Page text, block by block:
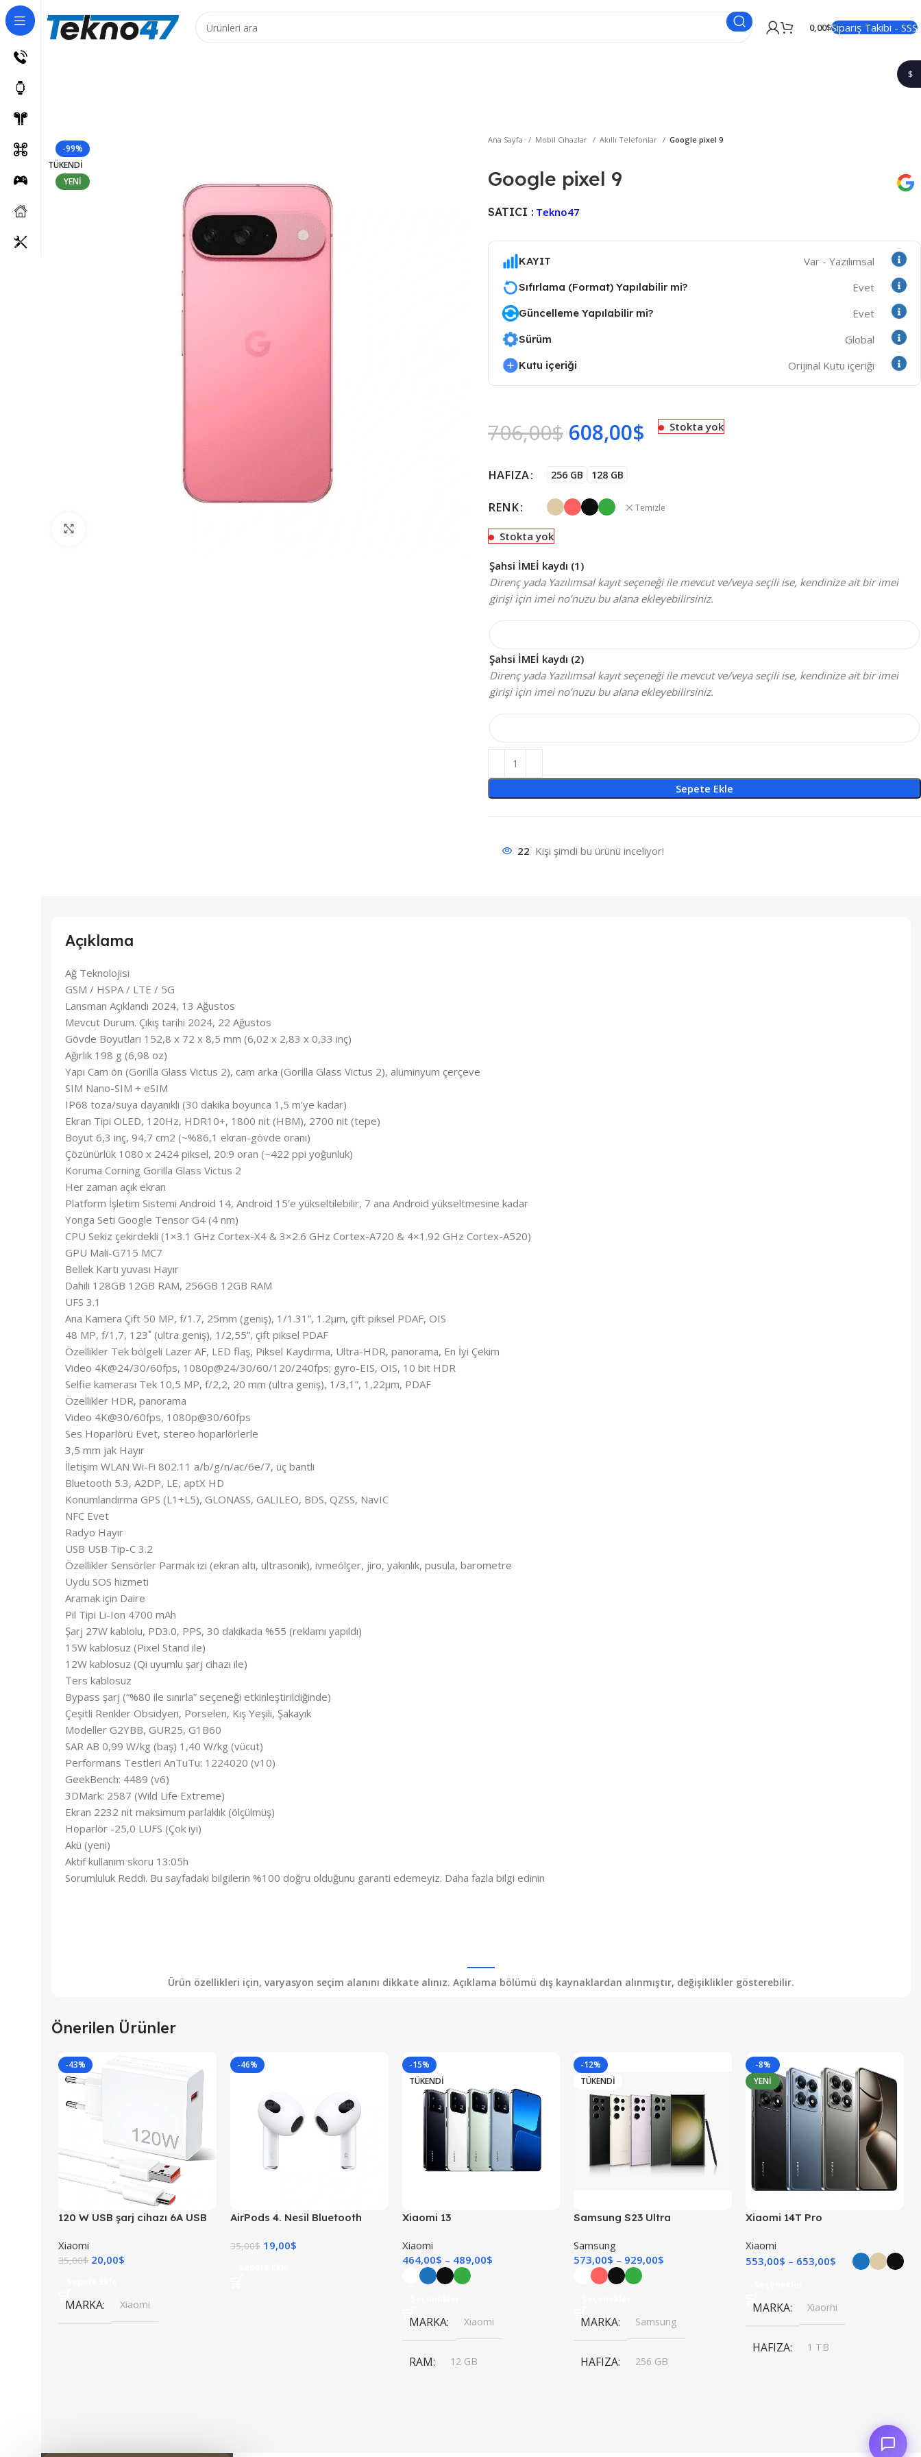
0,00$Sipariş Takibi - SSS
için 7 iş günüdür!
-99%
TÜKENDI
YENI
Ana Sayfa Mobil Cihazlar Akıllı Telefonlar Google pixel 9
Google pixel 9
SATICI : Tekno47
KAYIT Var - Yazılımsal
Sıfırlama (Format) Yapılabilir mi? Evet
Güncelleme Yapılabilir mi? Evet
Sürüm Global
Kutu içeriği Orijinal Kutu içeriği
706,00$ 608,00$ Stokta yok
HAFIZA 256 GB 128 GB
RENK Temizle
Stokta yok
Şahsi İMEİ kaydı (1)
Direnç yada Yazılımsal kayıt seçeneği ile mevcut ve/veya seçili ise, kendinize ait bir imei
girişi için imei no’nuzu bu alana ekleyebilirsiniz.
Şahsi İMEİ kaydı (2)
Direnç yada Yazılımsal kayıt seçeneği ile mevcut ve/veya seçili ise, kendinize ait bir imei
girişi için imei no’nuzu bu alana ekleyebilirsiniz.
Sepete Ekle
22 Kişi şimdi bu ürünü inceliyor!
Açıklama
Ağ Teknolojisi
GSM / HSPA / LTE / 5G
Lansman Açıklandı 2024, 13 Ağustos
Mevcut Durum. Çıkış tarihi 2024, 22 Ağustos
Gövde Boyutları 152,8 x 72 x 8,5 mm (6,02 x 2,83 x 0,33 inç)
Ağırlık 198 g (6,98 oz)
Yapı Cam ön (Gorilla Glass Victus 2), cam arka (Gorilla Glass Victus 2), alüminyum çerçeve
SIM Nano-SIM + eSIM
IP68 toza/suya dayanıklı (30 dakika boyunca 1,5 m’ye kadar)
Ekran Tipi OLED, 120Hz, HDR10+, 1800 nit (HBM), 2700 nit (tepe)
Boyut 6,3 inç, 94,7 cm2 (~%86,1 ekran-gövde oranı)
Çözünürlük 1080 x 2424 piksel, 20:9 oran (~422 ppi yoğunluk)
Koruma Corning Gorilla Glass Victus 2
Her zaman açık ekran
Platform İşletim Sistemi Android 14, Android 15’e yükseltilebilir, 7 ana Android yükseltmesine kadar
Yonga Seti Google Tensor G4 (4 nm)
CPU Sekiz çekirdekli (1×3.1 GHz Cortex-X4 & 3×2.6 GHz Cortex-A720 & 4×1.92 GHz Cortex-A520)
GPU Mali-G715 MC7
Bellek Kartı yuvası Hayır
Dahili 128GB 12GB RAM, 256GB 12GB RAM
UFS 3.1
Ana Kamera Çift 50 MP, f/1.7, 25mm (geniş), 1/1.31”, 1.2µm, çift piksel PDAF, OIS
48 MP, f/1,7, 123˚ (ultra geniş), 1/2,55”, çift piksel PDAF
Özellikler Tek bölgeli Lazer AF, LED flaş, Piksel Kaydırma, Ultra-HDR, panorama, En İyi Çekim
Video 4K@24/30/60fps, 1080p@24/30/60/120/240fps; gyro-EIS, OIS, 10 bit HDR
Selfie kamerası Tek 10,5 MP, f/2,2, 20 mm (ultra geniş), 1/3,1”, 1,22µm, PDAF
Özellikler HDR, panorama
Video 4K@30/60fps, 1080p@30/60fps
Ses Hoparlörü Evet, stereo hoparlörlerle
3,5 mm jak Hayır
İletişim WLAN Wi-Fi 802.11 a/b/g/n/ac/6e/7, üç bantlı
Bluetooth 5.3, A2DP, LE, aptX HD
Konumlandırma GPS (L1+L5), GLONASS, GALILEO, BDS, QZSS, NavIC
NFC Evet
Radyo Hayır
USB USB Tip-C 3.2
Özellikler Sensörler Parmak izi (ekran altı, ultrasonik), ivmeölçer, jiro, yakınlık, pusula, barometre
Uydu SOS hizmeti
Aramak için Daire
Pil Tipi Li-Ion 4700 mAh
Şarj 27W kablolu, PD3.0, PPS, 30 dakikada %55 (reklamı yapıldı)
15W kablosuz (Pixel Stand ile)
12W kablosuz (Qi uyumlu şarj cihazı ile)
Ters kablosuz
Bypass şarj (“%80 ile sınırla” seçeneği etkinleştirildiğinde)
Çeşitli Renkler Obsidyen, Porselen, Kış Yeşili, Şakayık
Modeller G2YBB, GUR25, G1B60
SAR AB 0,99 W/kg (baş) 1,40 W/kg (vücut)
Performans Testleri AnTuTu: 1224020 (v10)
GeekBench: 4489 (v6)
3DMark: 2587 (Wild Life Extreme)
Ekran 2232 nit maksimum parlaklık (ölçülmüş)
Hoparlör -25,0 LUFS (Çok iyi)
Akü (yeni)
Aktif kullanım skoru 13:05h
Sorumluluk Reddi. Bu sayfadaki bilgilerin %100 doğru olduğunu garanti edemeyiz. Daha fazla bilgi edinin
Ürün özellikleri için, varyasyon seçim alanını dikkate alınız. Açıklama bölümü dış kaynaklardan alınmıştır, değişiklikler gösterebilir.
Önerilen Ürünler
-43%
120 W USB şarj cihazı 6A USB
hızlı şarj
Xiaomi
35,00$ 20,00$
MARKA Xiaomi
-46%
AirPods 4. Nesil Bluetooth
35,00$ 19,00$
-15%
TÜKENDI
Xiaomi 13
Xiaomi
464,00$ 489,00$
MARKA Xiaomi
RAM
12 GB
-12%
TÜKENDI
Samsung S23 Ultra
Samsung
573,00$ 929,00$
MARKA Samsung
HAFIZA
256 GB
-8%
YENI
Xiaomi 14T Pro
Xiaomi
553,00$ 653,00$
MARKA Xiaomi
HAFIZA
1 TB
$